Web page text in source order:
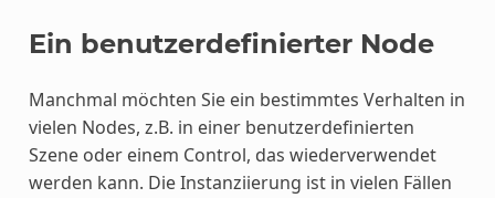
Ein benutzerdefinierter Node
Manchmal möchten Sie ein bestimmtes Verhalten in
vielen Nodes, z.B. in einer benutzerdefinierten
Szene oder einem Control, das wiederverwendet
werden kann. Die Instanziierung ist in vielen Fällen